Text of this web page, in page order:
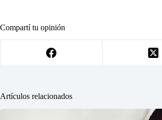
Compartí tu opinión
Artículos relacionados